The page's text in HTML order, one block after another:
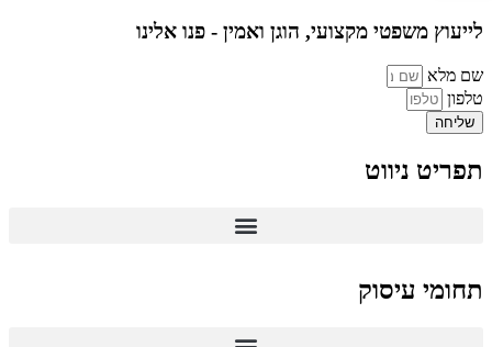
לייעוץ משפטי מקצועי, הוגן ואמין - פנו אלינו
שם מלא
טלפון
שליחה
תפריט ניווט
תחומי עיסוק